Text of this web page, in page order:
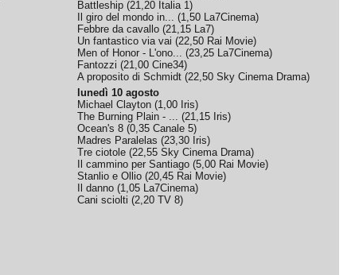
Battleship (21,20 Italia 1)
Il giro del mondo in... (1,50 La7Cinema)
Febbre da cavallo (21,15 La7)
Un fantastico via vai (22,50 Rai Movie)
Men of Honor - L'ono... (23,25 La7Cinema)
Fantozzi (21,00 Cine34)
A proposito di Schmidt (22,50 Sky Cinema Drama)
lunedì 10 agosto
Michael Clayton (1,00 Iris)
The Burning Plain - ... (21,15 Iris)
Ocean's 8 (0,35 Canale 5)
Madres Paralelas (23,30 Iris)
Tre ciotole (22,55 Sky Cinema Drama)
Il cammino per Santiago (5,00 Rai Movie)
Stanlio e Ollio (20,45 Rai Movie)
Il danno (1,05 La7Cinema)
Cani sciolti (2,20 TV 8)